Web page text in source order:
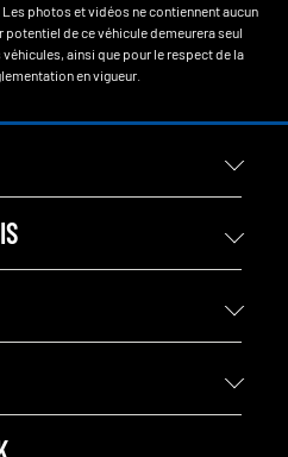
photos et vidéos ne contiennent aucun
de ce véhicule demeurera seul
ainsi que pour le respect de la
en vigueur.